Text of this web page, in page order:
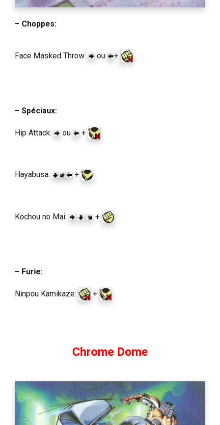
– Choppes:
Face Masked Throw: ou +
– Spéciaux:
Hip Attack: ou +
Hayabusa: +
Kochou no Mai: +
– Furie:
Ninpou Kamikaze: +
Chrome Dome